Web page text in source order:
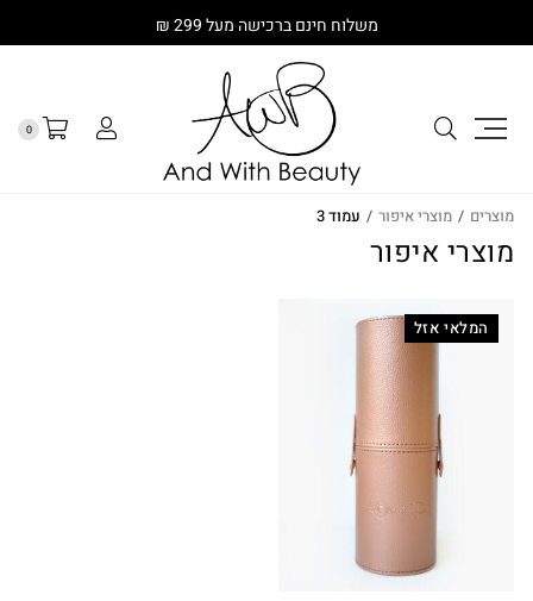
משלוח חינם ברכישה מעל 299 ₪
0
מוצרים / מוצרי איפור / עמוד 3
מוצרי איפור
המלאי אזל